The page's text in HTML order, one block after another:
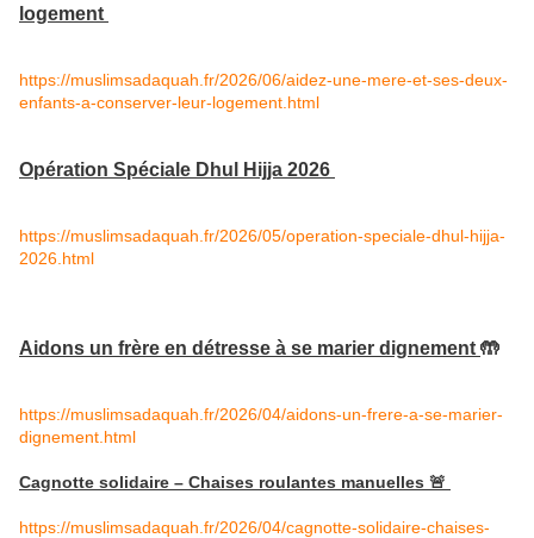
logement
https://muslimsadaquah.fr/2026/06/aidez-une-mere-et-ses-deux-
enfants-a-conserver-leur-logement.html
Opération Spéciale Dhul Hijja 2026
https://muslimsadaquah.fr/2026/05/operation-speciale-dhul-hijja-
2026.html
Aidons un frère en détresse à se marier dignement 🤲
https://muslimsadaquah.fr/2026/04/aidons-un-frere-a-se-marier-
dignement.html
Cagnotte solidaire – Chaises roulantes manuelles 🚨
https://muslimsadaquah.fr/2026/04/cagnotte-solidaire-chaises-